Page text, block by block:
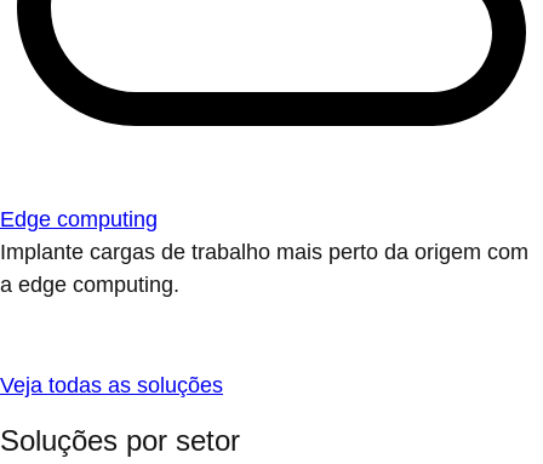
Edge computing
Implante cargas de trabalho mais perto da origem com
a edge computing.
Veja todas as soluções
Soluções por setor